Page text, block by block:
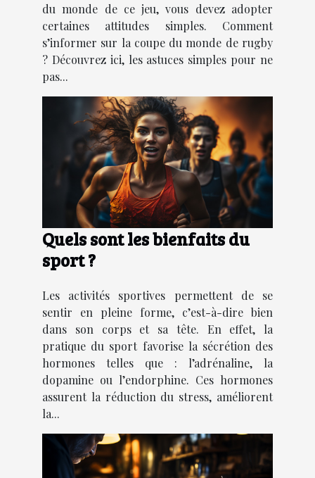
du monde de ce jeu, vous devez adopter
certaines attitudes simples. Comment
s’informer sur la coupe du monde de rugby
? Découvrez ici, les astuces simples pour ne
pas...
Quels sont les bienfaits du
sport ?
Les activités sportives permettent de se
sentir en pleine forme, c’est-à-dire bien
dans son corps et sa tête. En effet, la
pratique du sport favorise la sécrétion des
hormones telles que : l’adrénaline, la
dopamine ou l’endorphine. Ces hormones
assurent la réduction du stress, améliorent
la...